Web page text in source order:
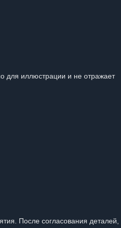
для иллюстрации и не отражает
После согласования